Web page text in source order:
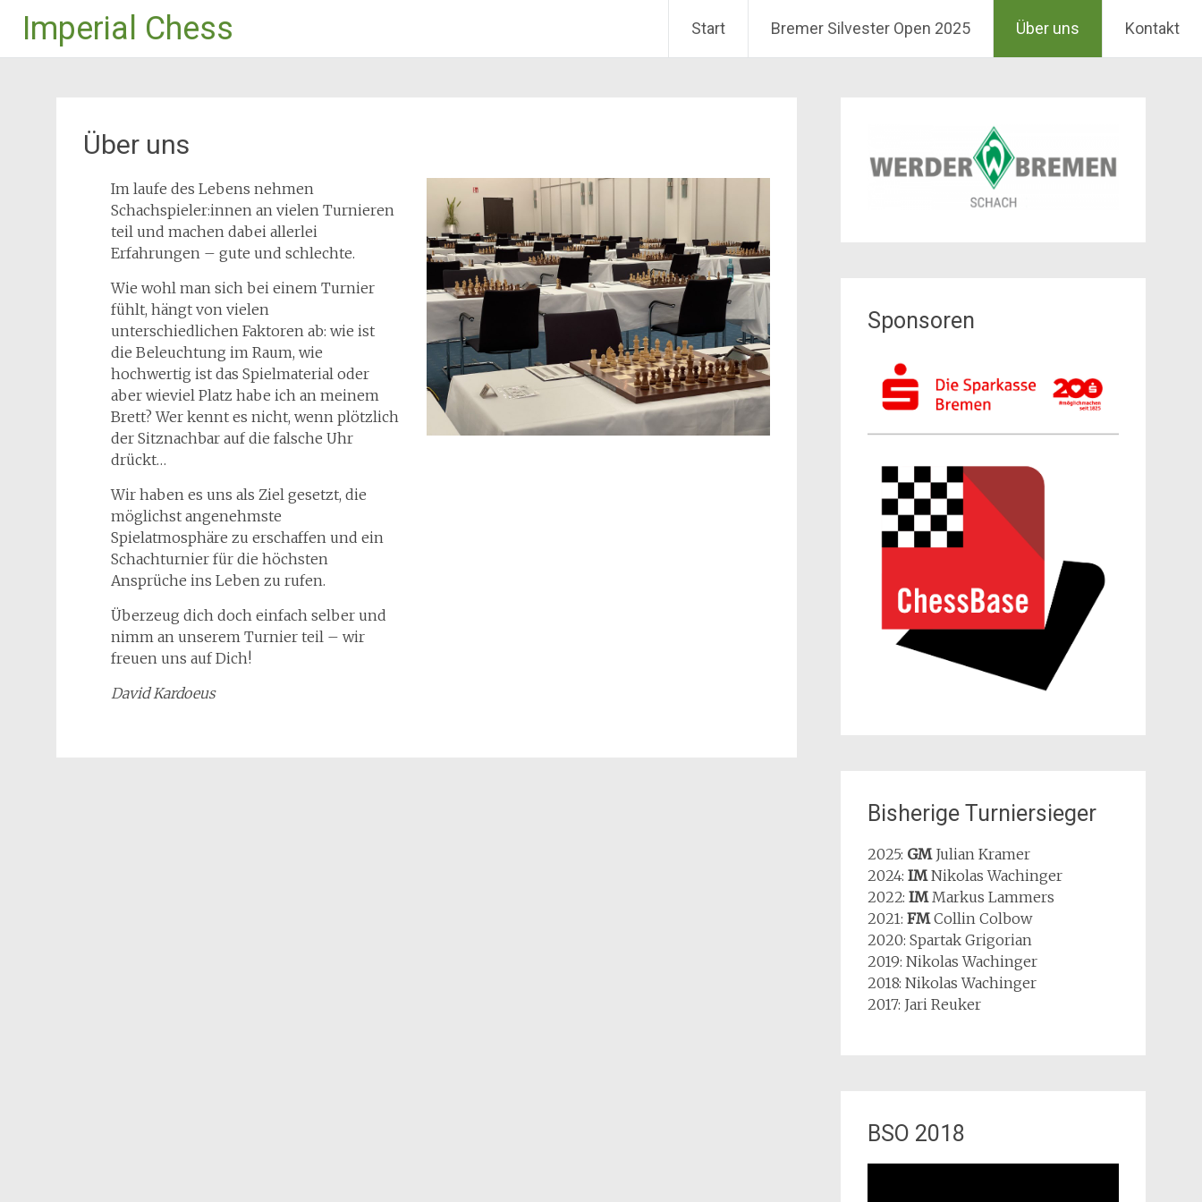
Imperial Chess Start Bremer Silvester Open 2025 Über uns Kontakt
Über uns
Im laufe des Lebens nehmen
Schachspieler:innen an vielen Turnieren
teil und machen dabei allerlei
Erfahrungen – gute und schlechte.
Wie wohl man sich bei einem Turnier
fühlt, hängt von vielen
unterschiedlichen Faktoren ab: wie ist
die Beleuchtung im Raum, wie
hochwertig ist das Spielmaterial oder
aber wieviel Platz habe ich an meinem
Brett? Wer kennt es nicht, wenn plötzlich
der Sitznachbar auf die falsche Uhr
drückt…
Wir haben es uns als Ziel gesetzt, die
möglichst angenehmste
Spielatmosphäre zu erschaffen und ein
Schachturnier für die höchsten
Ansprüche ins Leben zu rufen.
Überzeug dich doch einfach selber und
nimm an unserem Turnier teil – wir
freuen uns auf Dich!
David Kardoeus
Sponsoren
Bisherige Turniersieger
2025: GMJulian Kramer
2024: IMNikolas Wachinger
2022: IMMarkus Lammers
2021: FMCollin Colbow
2020: Spartak Grigorian
2019: Nikolas Wachinger
2018: Nikolas Wachinger
2017: Jari Reuker
BSO 2018